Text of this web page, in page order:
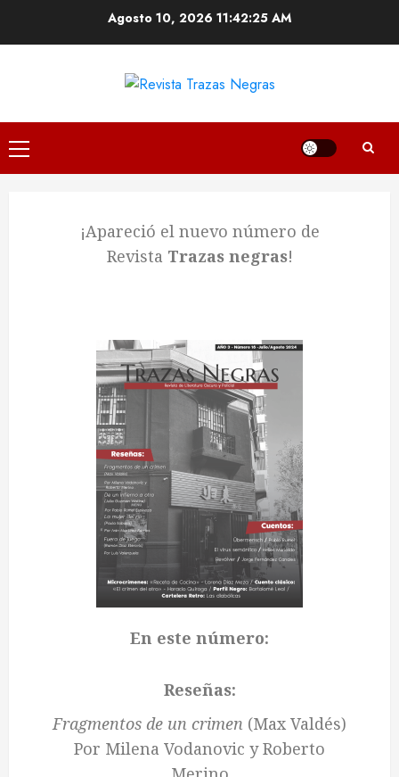
Agosto 10, 2026 11:42:25 AM
¡Apareció el nuevo número de
Revista Trazas negras!
En este número:
Reseñas:
Fragmentos de un crimen (Max Valdés)
Por Milena Vodanovic y Roberto